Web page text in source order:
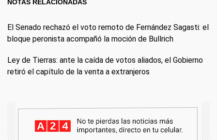
NOTAS RELACIONADAS
El Senado rechazó el voto remoto de Fernández Sagasti: el
bloque peronista acompañó la moción de Bullrich
Ley de Tierras: ante la caída de votos aliados, el Gobierno
retiró el capítulo de la venta a extranjeros